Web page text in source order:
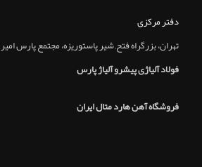
دفتر مرکزی
تهران، بزرگراه فتح, شير پاستوريزه، مجتمع پارس امير
فولاد آلیاژی پیشرو آلیاژ پارس
فروشگاه آهن هارد متال ایران